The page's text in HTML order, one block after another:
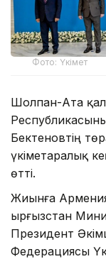
Фото: Үкімет
Шолпан-Ата
Бектеновтің
үкіметаралық
өтті.
Жиынға
Қырғызстан
Президент
Федерациясы